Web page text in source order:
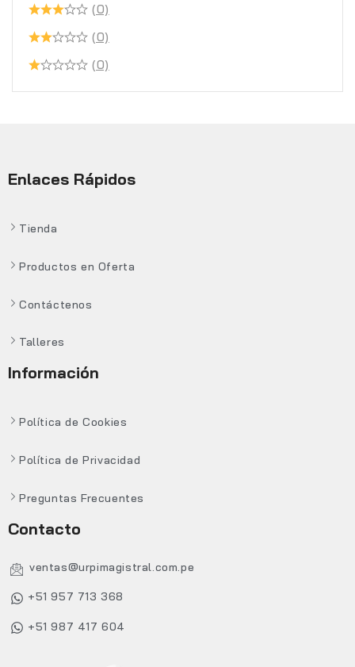
(0)
(0)
(0)
Enlaces Rápidos
Tienda
Productos en Oferta
Contáctenos
Talleres
Información
Política de Cookies
Política de Privacidad
Preguntas Frecuentes
Contacto
ventas@urpimagistral.com.pe
+51 957 713 368
+51 987 417 604